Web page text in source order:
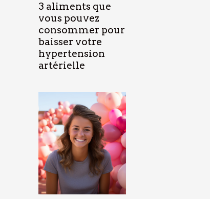
3 aliments que
vous pouvez
consommer pour
baisser votre
hypertension
artérielle